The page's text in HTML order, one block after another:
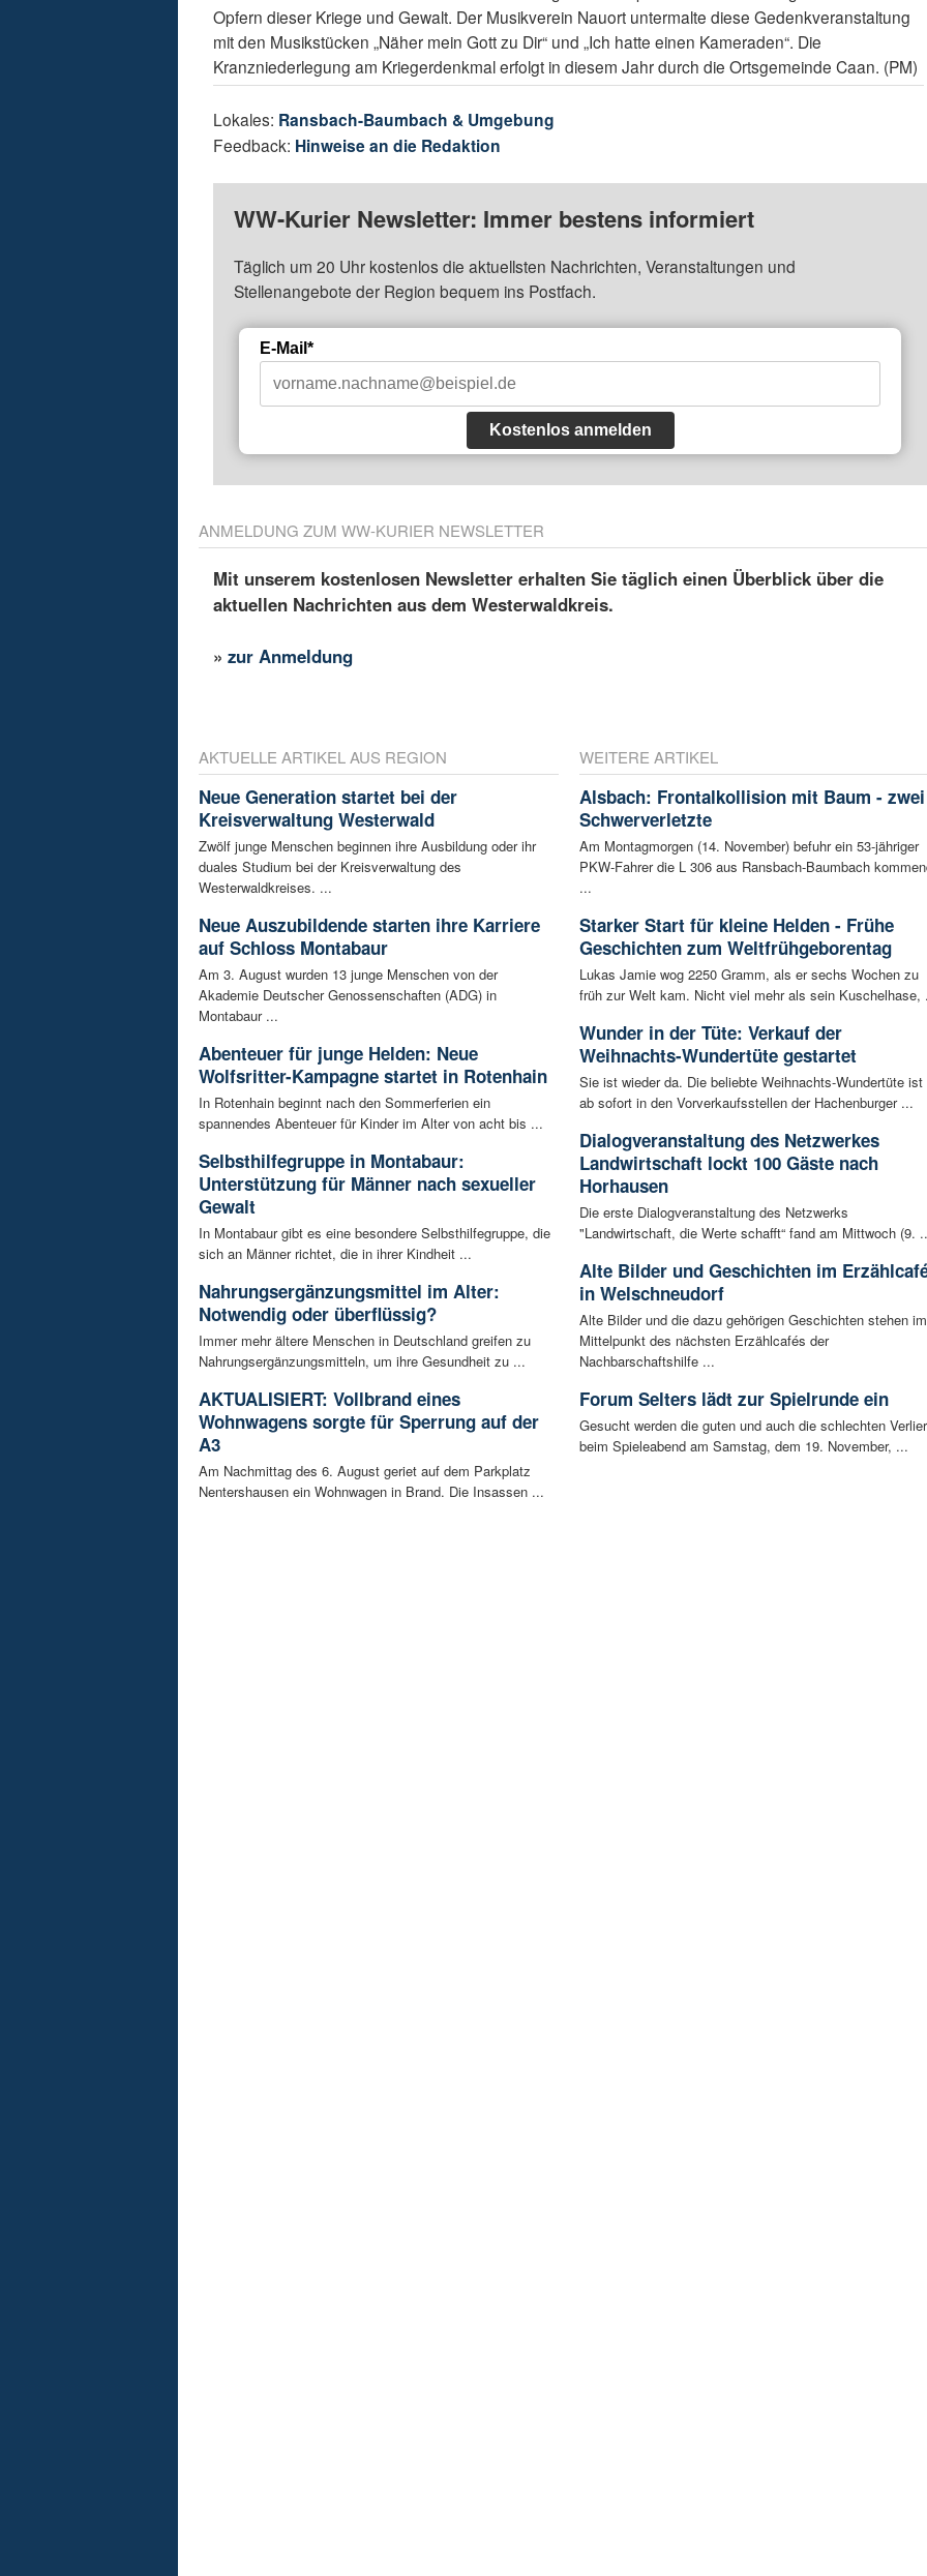
Opfern dieser Kriege und Gewalt. Der Musikverein Nauort untermalte diese Gedenkveranstaltung
mit den Musikstücken „Näher mein Gott zu Dir“ und „Ich hatte einen Kameraden“. Die
Kranzniederlegung am Kriegerdenkmal erfolgt in diesem Jahr durch die Ortsgemeinde Caan. (PM)
Lokales: Ransbach-Baumbach & Umgebung
Feedback: Hinweise an die Redaktion
WW-Kurier Newsletter: Immer bestens informiert
Täglich um 20 Uhr kostenlos die aktuellsten Nachrichten, Veranstaltungen und
Stellenangebote der Region bequem ins Postfach.
E-Mail*
Kostenlos anmelden
ANMELDUNG ZUM WW-KURIER NEWSLETTER
Mit unserem kostenlosen Newsletter erhalten Sie täglich einen Überblick über die
aktuellen Nachrichten aus dem Westerwaldkreis.
»zur Anmeldung
AKTUELLE ARTIKEL AUS REGION
Neue Generation startet bei der
Kreisverwaltung Westerwald
Zwölf junge Menschen beginnen ihre Ausbildung oder ihr
duales Studium bei der Kreisverwaltung des
Westerwaldkreises. ...
Neue Auszubildende starten ihre Karriere
auf Schloss Montabaur
Am 3. August wurden 13 junge Menschen von der
Akademie Deutscher Genossenschaften (ADG) in
Montabaur ...
Abenteuer für junge Helden: Neue
Wolfsritter-Kampagne startet in Rotenhain
In Rotenhain beginnt nach den Sommerferien ein
spannendes Abenteuer für Kinder im Alter von acht bis ...
Selbsthilfegruppe in Montabaur:
Unterstützung für Männer nach sexueller
Gewalt
In Montabaur gibt es eine besondere Selbsthilfegruppe, die
sich an Männer richtet, die in ihrer Kindheit ...
Nahrungsergänzungsmittel im Alter:
Notwendig oder überflüssig?
Immer mehr ältere Menschen in Deutschland greifen zu
Nahrungsergänzungsmitteln, um ihre Gesundheit zu ...
AKTUALISIERT: Vollbrand eines
Wohnwagens sorgte für Sperrung auf der
A3
Am Nachmittag des 6. August geriet auf dem Parkplatz
Nentershausen ein Wohnwagen in Brand. Die Insassen ...
WEITERE ARTIKEL
Alsbach: Frontalkollision mit Baum - zwei
Schwerverletzte
Am Montagmorgen (14. November) befuhr ein 53-jähriger
PKW-Fahrer die L 306 aus Ransbach-Baumbach
...
Starker Start für kleine Helden - Frühe
Geschichten zum Weltfrühgeborentag
Lukas Jamie wog 2250 Gramm, als er sechs Wochen zu
früh zur Welt kam. Nicht viel mehr als sein Kuschelhase,
Wunder in der Tüte: Verkauf der
Weihnachts-Wundertüte gestartet
Sie ist wieder da. Die beliebte Weihnachts-Wundertüte ist
ab sofort in den Vorverkaufsstellen der Hachenburger ...
Dialogveranstaltung des Netzwerkes
Landwirtschaft lockt 100 Gäste nach
Horhausen
Die erste Dialogveranstaltung des Netzwerks
"Landwirtschaft, die Werte schafft“ fand am Mittwoch (9.
Alte Bilder und Geschichten im
in Welschneudorf
Alte Bilder und die dazu gehörigen Geschichten stehen im
Mittelpunkt des nächsten Erzählcafés der
Nachbarschaftshilfe ...
Forum Selters lädt zur Spielrunde ein
Gesucht werden die guten und auch die schlechten
beim Spieleabend am Samstag, dem 19. November, ...